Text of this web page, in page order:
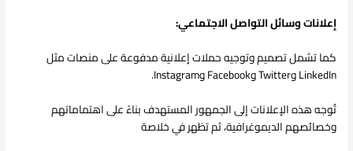
إعلانات وسائل التواصل الاجتماعي:
كما تشمل تصميم وتوجيه حملات إعلانية مدفوعة على منصات مثل
LinkedIn وTwitter وFacebook وInstagram.
تُوجه هذه الإعلانات إلى الجمهور المستهدف بناءً على اهتماماتهم
وخصائصهم الديموغرافية، ثم تظهر في خلاصة